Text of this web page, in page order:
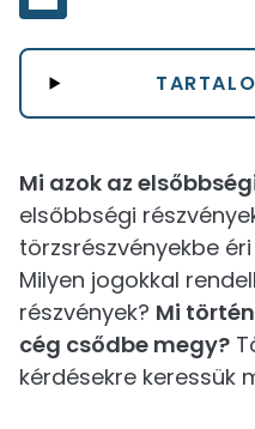
Mi azok az
elsőbbségi
törzsrészvényekbe
Milyen jogokkal
részvények? Mi
cég csődbe megy?
kérdésekre keressük